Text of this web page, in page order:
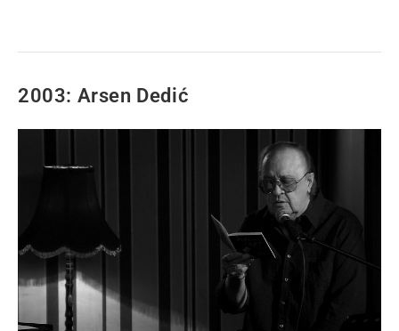
2003: Arsen Dedić